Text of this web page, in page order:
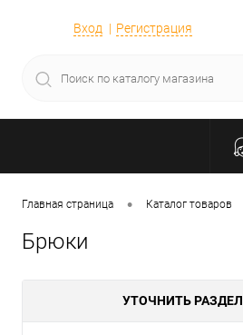
Вход Регистрация
Главная страница • Каталог товаров
Брюки
УТОЧНИТЬ РАЗДЕЛ